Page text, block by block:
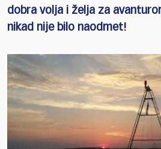
dobra volja i želja za
nikad nije bilo naodmet!